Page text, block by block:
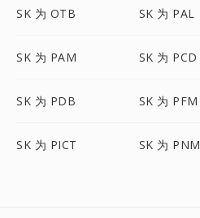
SK 为 OTB SK 为 PAL
SK 为 PAM SK 为 PCD
SK 为 PDB SK 为 PFM
SK 为 PICT SK 为 PNM